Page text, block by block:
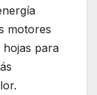
motores
para